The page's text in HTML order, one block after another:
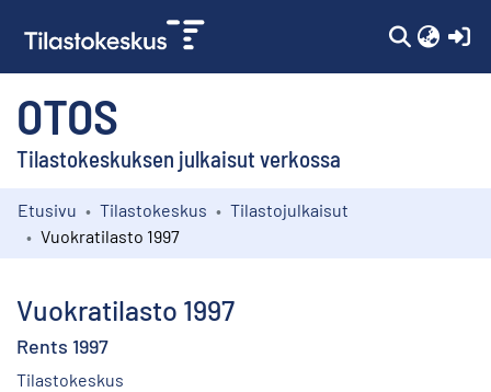
OTOS
Tilastokeskuksen julkaisut verkossa
Kokoelmat
Etusivu Tilastokeskus
Tilastojulkaisut
Vuokratilasto 1997
Vuokratilasto 1997
Rents 1997
Tilastokeskus